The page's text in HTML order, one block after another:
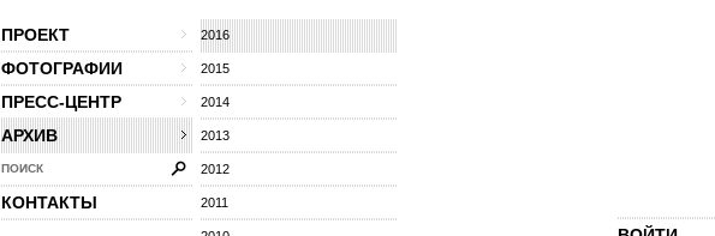
ПРОЕКТ
ФОТОГРАФИИ
ПРЕСС-ЦЕНТР
АРХИВ
2016
2015
2014
2013
2012
2011
ПОИСК
КОНТАКТЫ